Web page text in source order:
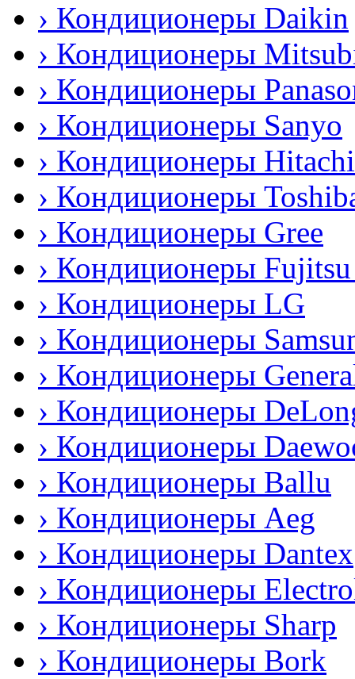
› Кондиционеры Daikin
› Кондиционеры
› Кондиционеры
› Кондиционеры Sanyo
› Кондиционеры Hitachi
› Кондиционеры
› Кондиционеры Gree
› Кондиционеры
› Кондиционеры LG
› Кондиционеры
› Кондиционеры
› Кондиционеры
› Кондиционеры
› Кондиционеры Ballu
› Кондиционеры Аeg
› Кондиционеры Dantex
› Кондиционеры
› Кондиционеры Sharp
› Кондиционеры Bork